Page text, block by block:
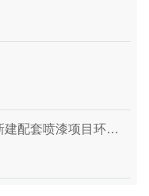
配套喷漆项目环境